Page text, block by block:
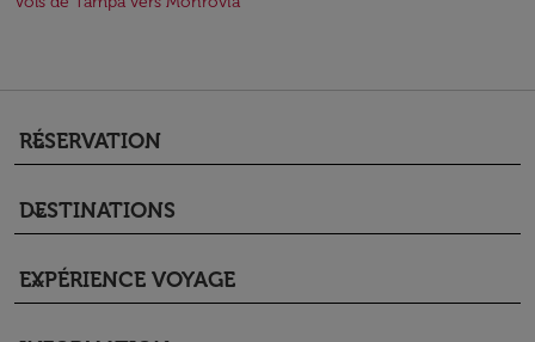
RÉSERVATION
keyboard_arrow_down
DESTINATIONS
keyboard_arrow_down
EXPÉRIENCE VOYAGE
keyboard_arrow_down